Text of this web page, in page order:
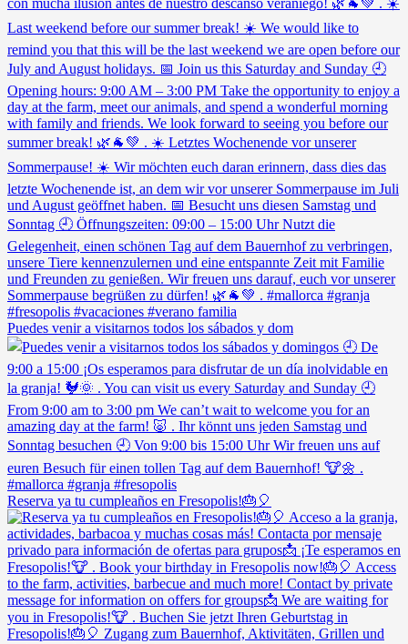
Puedes venir a visitarnos todos los sábados y dom
Reserva ya tu cumpleaños en Fresopolis!🎂🎈